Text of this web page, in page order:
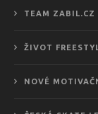
TEAM ZABIL.CZ
ŽIVOT
NOVÉ